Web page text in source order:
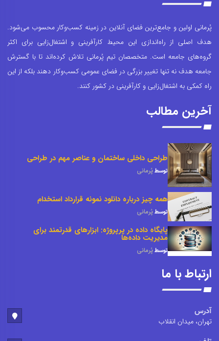
پُرمانی اولین و جامع‌ترین فضای آنلاین در زمینه کسب‌وکار محسوب می‌شود.
هدف اصلی از راه‌اندازی این محیط کارآفرینی و اشتغال‌زایی برای اکثر
گروه‌های جامعه است. متخصصان تیم پُرمانی تلاش کرده‌اند تا با گسترش
جامعه هدف نه تنها تغییر بزرگی در فضای عمومی کسب‌وکار دهند بلکه از این
راه کمکی به اشتغال‌زایی و کارآفرینی در کشور کنند.
آخرین مطالب
طراحی داخلی ساختمان و عناصر مهم در طراحی
توسطپُرمانی
همه چیز درباره دانلود نمونه قرارداد استخدام
توسطپُرمانی
پایگاه داده در پرپروژه: ابزارهای قدرتمند برای
مدیریت داده‌ها
توسطپُرمانی
ارتباط با ما
آدرس
تهران، میدان انقلاب